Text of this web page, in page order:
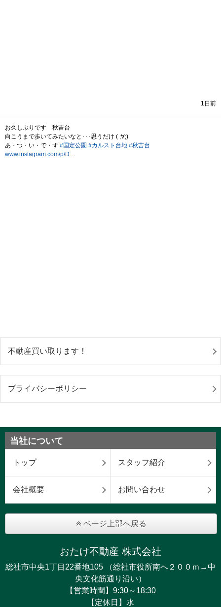
不動産買い取ります！
プライバシーポリシー
当社について
トップ スタッフ紹介
会社概要 お問い合わせ
ページ上部へ戻る
おたけ不動産 株式会社
総社市中央1丁目22番地105 （総社市役所南へ２００ｍ→中
央文化筋通り沿い）
【営業時間】9:30～18:30
【定休日】水